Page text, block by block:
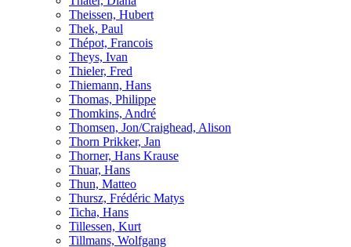
Theissen, Hubert
Thek, Paul
Thépot, Francois
Theys, Ivan
Thieler, Fred
Thiemann, Hans
Thomas, Philippe
Thomkins, André
Thomsen, Jon/Craighead, Alison
Thorn Prikker, Jan
Thorner, Hans Krause
Thuar, Hans
Thun, Matteo
Thursz, Frédéric Matys
Ticha, Hans
Tillessen, Kurt
Tillmans, Wolfgang